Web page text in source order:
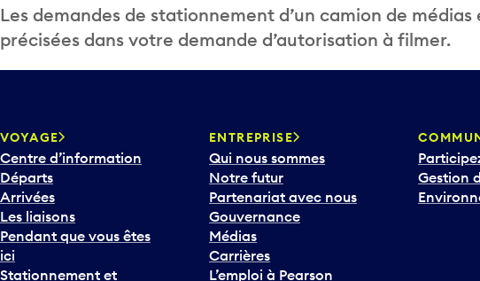
Les demandes de stationnement d’un camion de
précisées dans votre demande d’autorisation à filmer.
VOYAGE
Centre d’information
Départs
Arrivées
Les liaisons
Pendant que vous êtes
ici
Stationnement et
ENTREPRISE
Qui nous sommes
Notre futur
Partenariat avec nous
Gouvernance
Médias
Carrières
L’emploi à Pearson
Gestion